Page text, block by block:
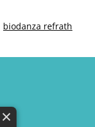
biodanza refrath
×